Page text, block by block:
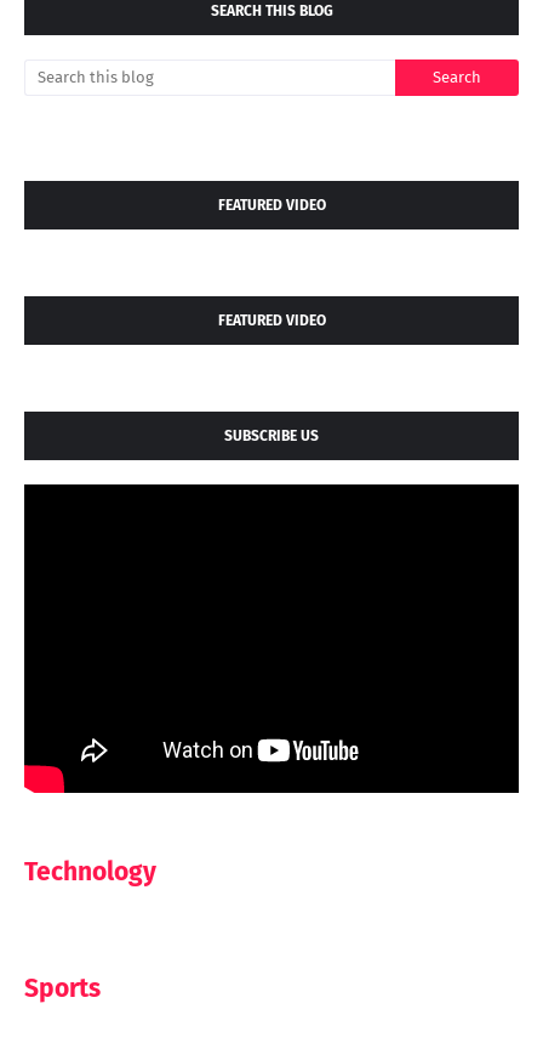
SEARCH THIS BLOG
FEATURED VIDEO
FEATURED VIDEO
SUBSCRIBE US
Technology
Sports